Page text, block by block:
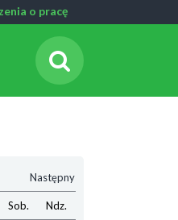
o pracę
Następny
Sob.
Ndz.